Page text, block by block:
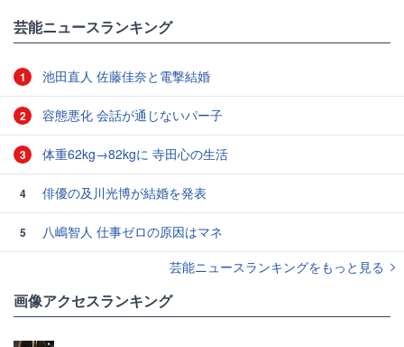
芸能ニュースランキング
1 池田直人 佐藤佳奈と電撃結婚
2 容態悪化 会話が通じないパー子
3 体重62kg→82kgに 寺田心の生活
4 俳優の及川光博が結婚を発表
5
八嶋智人 仕事ゼロの原因はマネ
芸能ニュースランキングをもっと見る
画像アクセスランキング